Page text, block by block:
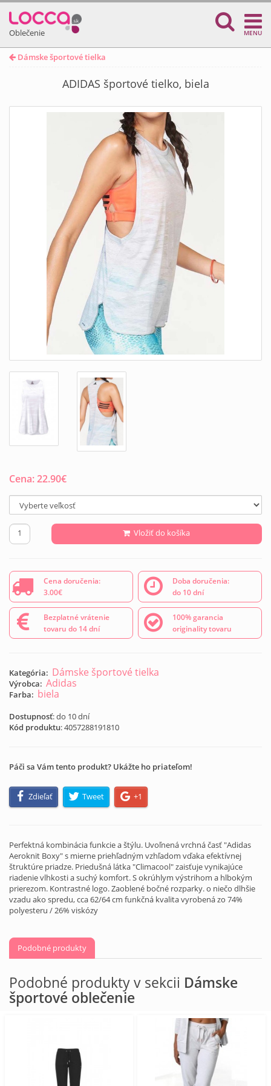
Oblečenie MENU
Dámske športové tielka
ADIDAS športové tielko, biela
Cena:22.90€
Vložiť do košíka
Cena doručenia:
3.00€
Doba doručenia:
do 10 dní
Bezplatné vrátenie
tovaru do 14 dní
100% garancia
originality tovaru
Kategória: Dámske športové tielka
Výrobca: Adidas
Farba: biela
Dostupnosť: do 10 dní
Kód produktu:4057288191810
Páči sa Vám tento produkt? Ukážte ho priateľom!
Zdieľať Tweet +1
Perfektná kombinácia funkcie a štýlu. Uvoľnená vrchná časť "Adidas
Aeroknit Boxy" s mierne priehľadným vzhľadom vďaka efektívnej
štruktúre priadze. Priedušná látka "Climacool" zaisťuje vynikajúce
riadenie vlhkosti a suchý komfort. S okrúhlym výstrihom a hlbokým
prierezom. Kontrastné logo. Zaoblené bočné rozparky. o niečo dlhšie
vzadu ako spredu, cca 62/64 cm funkčná kvalita vyrobená zo 74%
polyesteru / 26% viskózy
Podobné produkty
Podobné produkty v sekcii Dámske
športové oblečenie